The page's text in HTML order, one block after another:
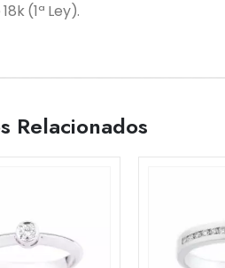
(1ª Ley).
Relacionados